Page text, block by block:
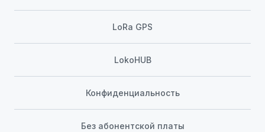
LoRa GPS
LokoHUB
Конфиденциальность
Без абонентской платы